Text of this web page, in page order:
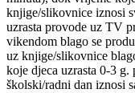
knjige/slikovnice iznosi
uzrasta provode uz TV
vikendom blago se
uz knjige/slikovnice
koje djeca uzrasta 0-3
školski/radni dan iznosi